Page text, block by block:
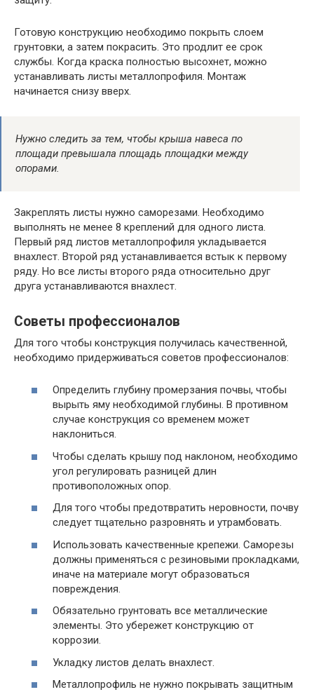
Готовую конструкцию необходимо покрыть слоем
грунтовки, а затем покрасить. Это продлит ее срок
службы. Когда краска полностью высохнет, можно
устанавливать листы металлопрофиля. Монтаж
начинается снизу вверх.
Нужно следить за тем, чтобы крыша навеса по
площади превышала площадь площадки между
опорами.
Закреплять листы нужно саморезами. Необходимо
выполнять не менее 8 креплений для одного листа.
Первый ряд листов металлопрофиля укладывается
внахлест. Второй ряд устанавливается встык к первому
ряду. Но все листы второго ряда относительно друг
друга устанавливаются внахлест.
Советы профессионалов
Для того чтобы конструкция получилась качественной,
необходимо придерживаться советов профессионалов:
Определить глубину промерзания почвы, чтобы
вырыть яму необходимой глубины. В противном
случае конструкция со временем может
наклониться.
Чтобы сделать крышу под наклоном, необходимо
угол регулировать разницей длин
противоположных опор.
Для того чтобы предотвратить неровности, почву
следует тщательно разровнять и утрамбовать.
Использовать качественные крепежи. Саморезы
должны применяться с резиновыми прокладками,
иначе на материале могут образоваться
повреждения.
Обязательно грунтовать все металлические
элементы. Это убережет конструкцию от
коррозии.
Укладку листов делать внахлест.
Металлопрофиль не нужно покрывать защитным